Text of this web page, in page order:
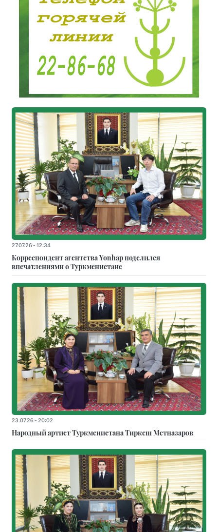
27.07.26 - 12:34
Корреспондент агентства Yonhap поделился
впечатлениями о Туркменистане
23.07.26 - 20:02
Народный артист Туркменистана Тиркеш Мeтназаров